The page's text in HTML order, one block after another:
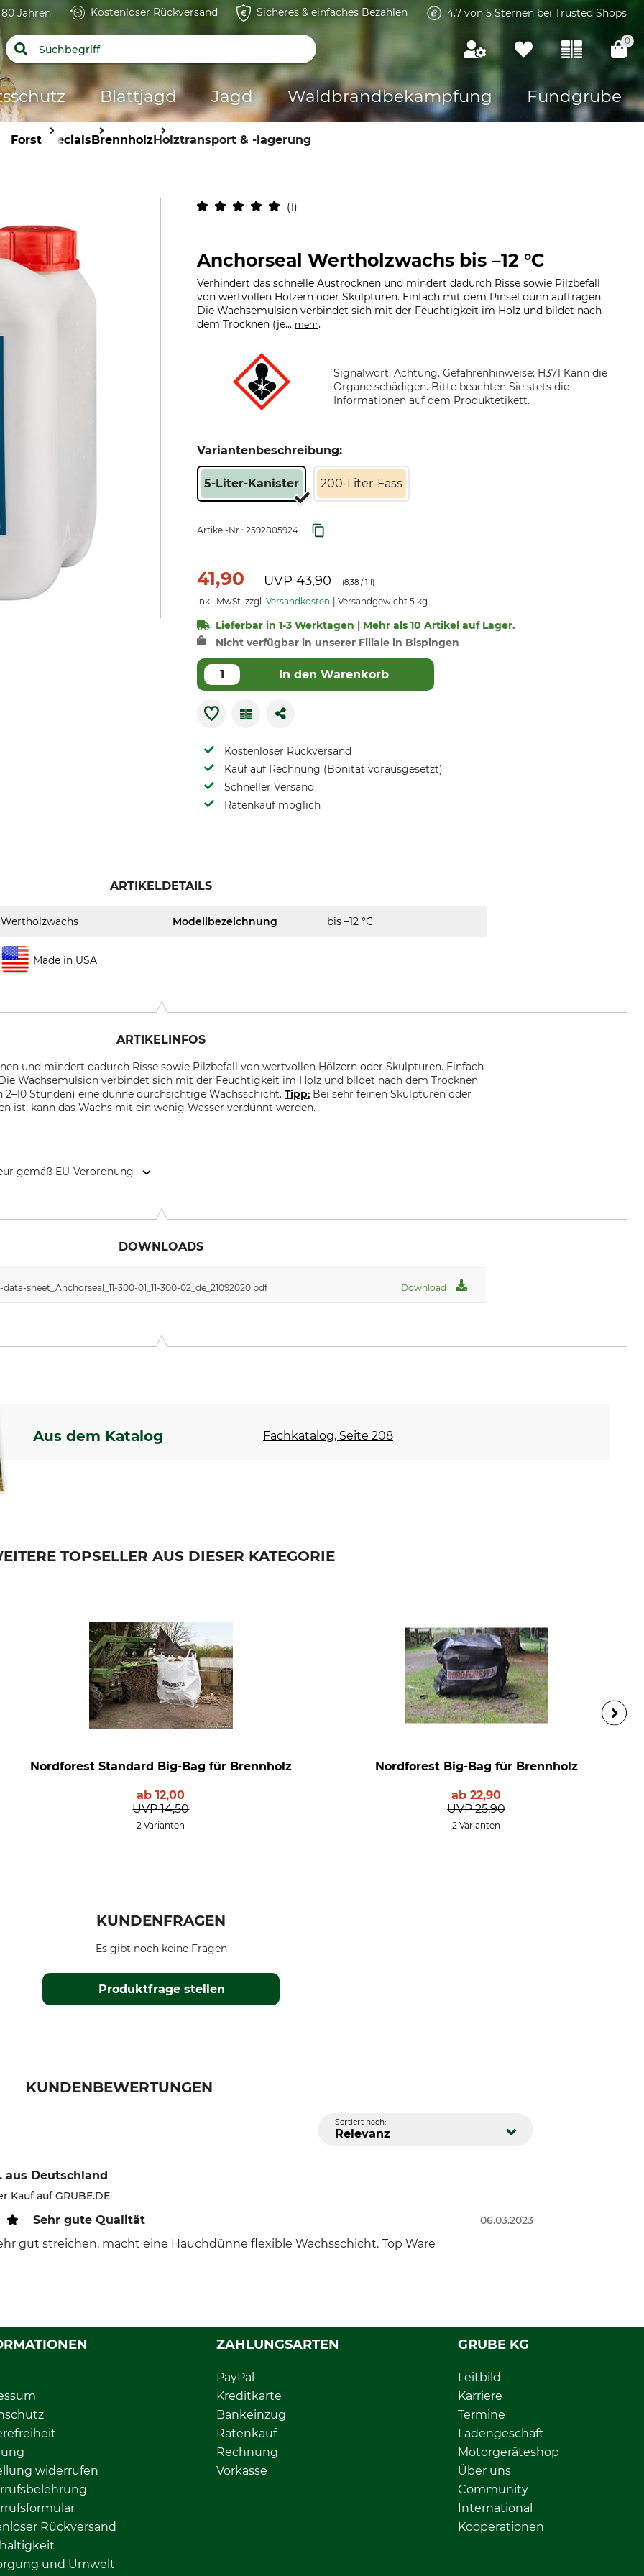
Jahren Kostenloser Rückversand Sicheres & einfaches Bezahlen 4.7 von 5 Sternen bei Trusted Shops
0
Blattjagd Jagd Waldbrandbekämpfung Fundgrube
Forst SpecialsBrennholzHolztransport & -lagerung
1
Anchorseal Wertholzwachs bis –12 °C
Verhindert das schnelle Austrocknen und mindert dadurch Risse sowie Pilzbefall
von wertvollen Hölzern oder Skulpturen. Einfach mit dem Pinsel dünn auftragen.
Die Wachsemulsion verbindet sich mit der Feuchtigkeit im Holz und bildet nach
dem Trocknen (je... mehr.
Signalwort: Achtung. Gefahrenhinweise: H371 Kann die
Organe schädigen. Bitte beachten Sie stets die
Informationen auf dem Produktetikett.
Variantenbeschreibung:
5-Liter-Kanister 200-Liter-Fass
Artikel-Nr.: 2592805924
41,90 UVP43,90 (8,38 / 1 l)
inkl. MwSt. zzgl. Versandkosten Versandgewicht 5 kg
Lieferbar in 1-3 Werktagen | Mehr als 10 Artikel auf Lager.
Nicht verfügbar in unserer Filiale in Bispingen
In den Warenkorb
Kostenloser Rückversand
Kauf auf Rechnung (Bonität vorausgesetzt)
Schneller Versand
Ratenkauf möglich
ARTIKELDETAILS
Wertholzwachs Modellbezeichnung bis –12 °C
Made in USA
ARTIKELINFOS
und mindert dadurch Risse sowie Pilzbefall von wertvollen Hölzern oder Skulpturen. Einfach
Wachsemulsion verbindet sich mit der Feuchtigkeit im Holz und bildet nach dem Trocknen
Stunden) eine dünne durchsichtige Wachsschicht.Tipp: Bei sehr feinen Skulpturen oder
ist, kann das Wachs mit ein wenig Wasser verdünnt werden.
gemäß EU-Verordnung
DOWNLOADS
sheet_Anchorseal_11-300-01_11-300-02_de_21092020.pdf Download
Aus dem Katalog Fachkatalog, Seite 208
TOPSELLER AUS DIESER KATEGORIE
Nordforest Standard Big-Bag für Brennholz
ab12,00
UVP 14,50
2 Varianten
Nordforest Big-Bag für Brennholz
ab22,90
UVP 25,90
2 Varianten
KUNDENFRAGEN
Produktfrage stellen
Es gibt noch keine Fragen
KUNDENBEWERTUNGEN
Sortiert nach:
Relevanz
aus Deutschland
Kauf auf GRUBE.DE
Sehr gute Qualität 06.03.2023
gut streichen, macht eine Hauchdünne flexible Wachsschicht. Top Ware
widerrufen
Rückversand
und Umwelt
ZAHLUNGSARTEN
PayPal
Kreditkarte
Bankeinzug
Ratenkauf
Rechnung
Vorkasse
GRUBE KG
Leitbild
Karriere
Termine
Ladengeschäft
Motorgeräteshop
Über uns
Community
International
Kooperationen